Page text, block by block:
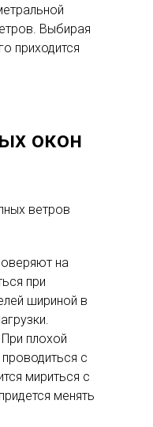
Выбирая
приходится
окон
ветров
на
при
шириной в
плохой
с
мириться с
менять